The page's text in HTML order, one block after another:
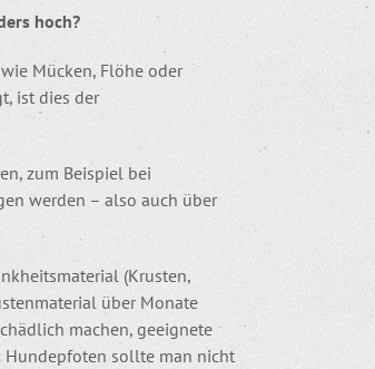
hoch?
Mücken, Flöhe oder
ist dies der
zum Beispiel bei
werden – also auch über
(Krusten,
über Monate
machen, geeignete
Hundepfoten sollte man nicht